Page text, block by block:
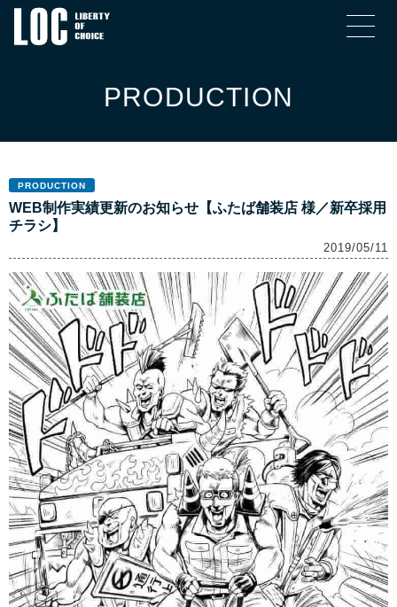
PRODUCTION
PRODUCTION
WEB制作実績更新のお知らせ【ふたば舗装店 様／新卒採用
チラシ】
2019/05/11